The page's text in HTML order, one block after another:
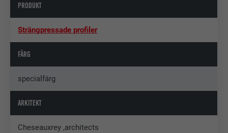
PRODUKT
Strängpressade profiler
FÄRG
specialfärg
ARKITEKT
Cheseauxrey ,architects